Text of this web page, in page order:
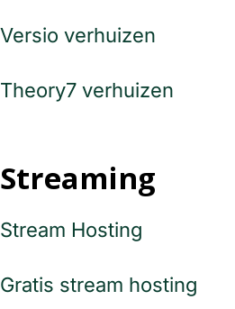
Versio verhuizen
Theory7 verhuizen
Streaming
Stream Hosting
Gratis stream hosting